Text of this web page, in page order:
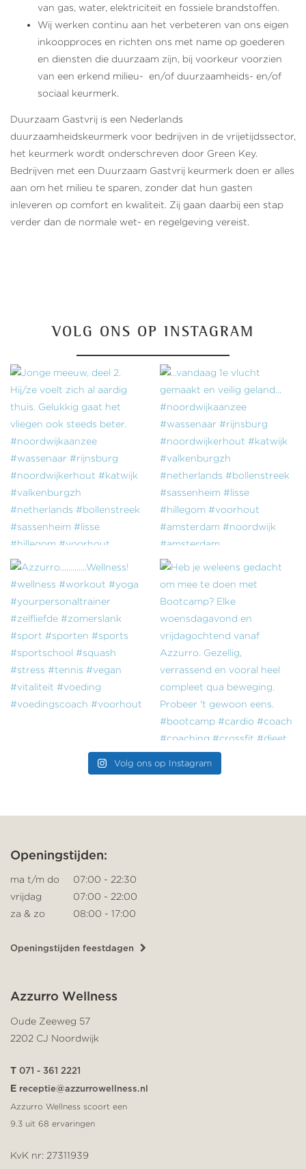
van gas, water, elektriciteit en fossiele brandstoffen.
Wij werken continu aan het verbeteren van ons eigen
inkoopproces en richten ons met name op goederen
en diensten die duurzaam zijn, bij voorkeur voorzien
van een erkend milieu- en/of duurzaamheids- en/of
sociaal keurmerk.
Duurzaam Gastvrij is een Nederlands
duurzaamheidskeurmerk voor bedrijven in de vrijetijdssector,
het keurmerk wordt onderschreven door Green Key.
Bedrijven met een Duurzaam Gastvrij keurmerk doen er alles
aan om het milieu te sparen, zonder dat hun gasten
inleveren op comfort en kwaliteit. Zij gaan daarbij een stap
verder dan de normale wet- en regelgeving vereist.
VOLG ONS OP INSTAGRAM
Volg ons op Instagram
Openingstijden:
ma t/m do
07:00 - 22:30
vrijdag
07:00 - 22:00
za & zo
08:00 - 17:00
Openingstijden feestdagen
Azzurro Wellness
Oude Zeeweg 57
2202 CJ Noordwijk
T 071 - 361 2221
E receptie@azzurrowellness.nl
Azzurro Wellness scoort een
9.3 uit 68 ervaringen
KvK nr: 27311939